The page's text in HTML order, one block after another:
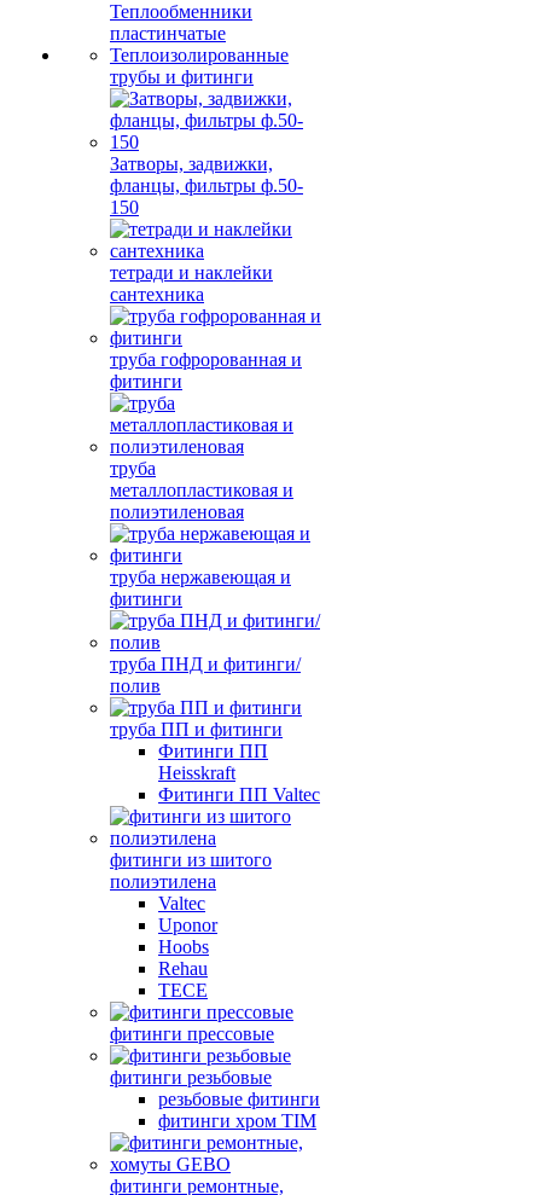
Теплообменники
пластинчатые
Теплоизолированные
трубы и фитинги
Затворы, задвижки,
фланцы, фильтры ф.50-
150
тетради и наклейки
сантехника
труба гофророванная и
фитинги
труба
металлопластиковая и
полиэтиленовая
труба нержавеющая и
фитинги
труба ПНД и фитинги/
полив
труба ПП и фитинги
Фитинги ПП
Heisskraft
Фитинги ПП Valtec
фитинги из шитого
полиэтилена
Valtec
Uponor
Hoobs
Rehau
TECE
фитинги прессовые
фитинги резьбовые
резьбовые фитинги
фитинги хром TIM
фитинги ремонтные,